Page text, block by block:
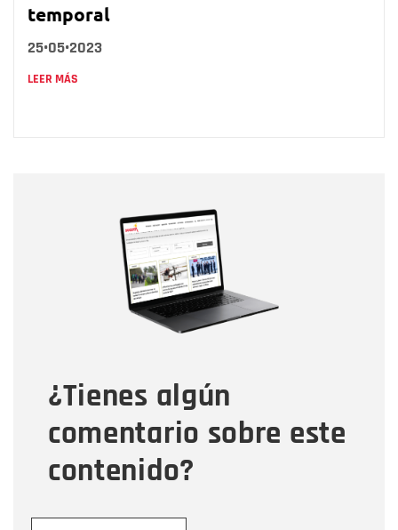
temporal
25•05•2023
LEER MÁS
¿Tienes algún
comentario sobre este
contenido?
Correo electrónico
Tipo de comentario
Mensaje